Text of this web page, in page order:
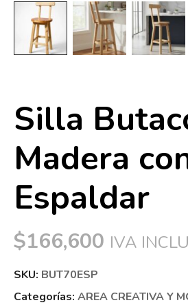
Silla
Madera
Espaldar
$166,600 IVA
SKU: BUT70ESP
Categorías: AREA CREATIVA Y